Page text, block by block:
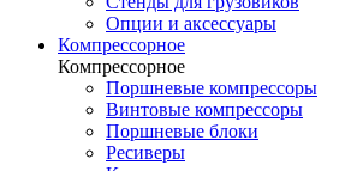
Опции и аксессуары
Компрессорное
Компрессорное
Поршневые компрессоры
Винтовые компрессоры
Поршневые блоки
Ресиверы